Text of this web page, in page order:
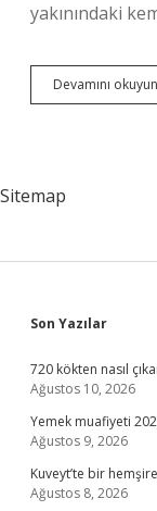
yakınındaki
Devamını okuyun
Sitemap
Sidebar
Son Yazılar
720 kökten nasıl
Ağustos 10, 2026
Yemek muafiyeti
Ağustos 9, 2026
Kuveyt’te bir
Ağustos 8, 2026